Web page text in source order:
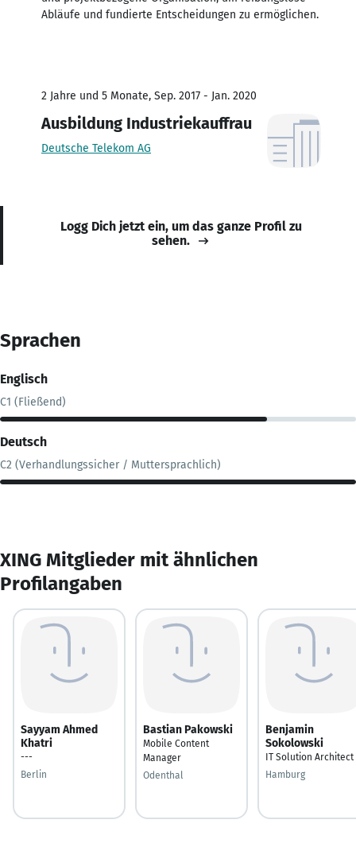
Abläufe und fundierte Entscheidungen zu ermöglichen.
2 Jahre und 5 Monate, Sep. 2017 - Jan. 2020
Ausbildung Industriekauffrau
Deutsche Telekom AG
Logg Dich jetzt ein, um das ganze Profil zu
sehen.
Sprachen
Englisch
C1 (Fließend)
Deutsch
C2 (Verhandlungssicher / Muttersprachlich)
XING Mitglieder mit ähnlichen
Profilangaben
Sayyam Ahmed
Khatri
---
Berlin
Bastian Pakowski
Mobile Content
Manager
Odenthal
Benjamin
Sokolowski
IT Solution Architect
Hamburg